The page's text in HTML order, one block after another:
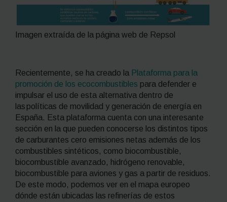
Imagen extraída de la página web de Repsol
Recientemente, se ha creado la Plataforma para la
promoción de los ecocombustibles para defender e
impulsar el uso de esta alternativa dentro de
las políticas de movilidad y generación de energía en
España. Esta plataforma cuenta con una interesante
sección en la que pueden conocerse los distintos tipos
de carburantes cero emisiones netas además de los
combustibles sintéticos, como biocombustible,
biocombustible avanzado, hidrógeno renovable,
biocombustible para aviones y gas a partir de residuos.
De este modo, podemos ver en el mapa europeo
dónde están ubicadas las refinerías de estos